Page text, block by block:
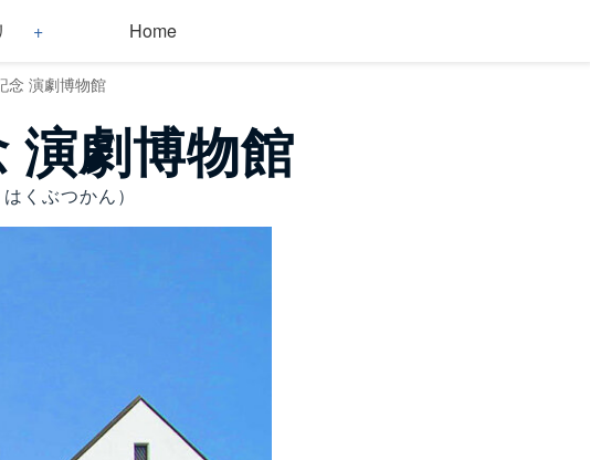
Home
念 演劇博物館
演劇博物館
くぶつかん）